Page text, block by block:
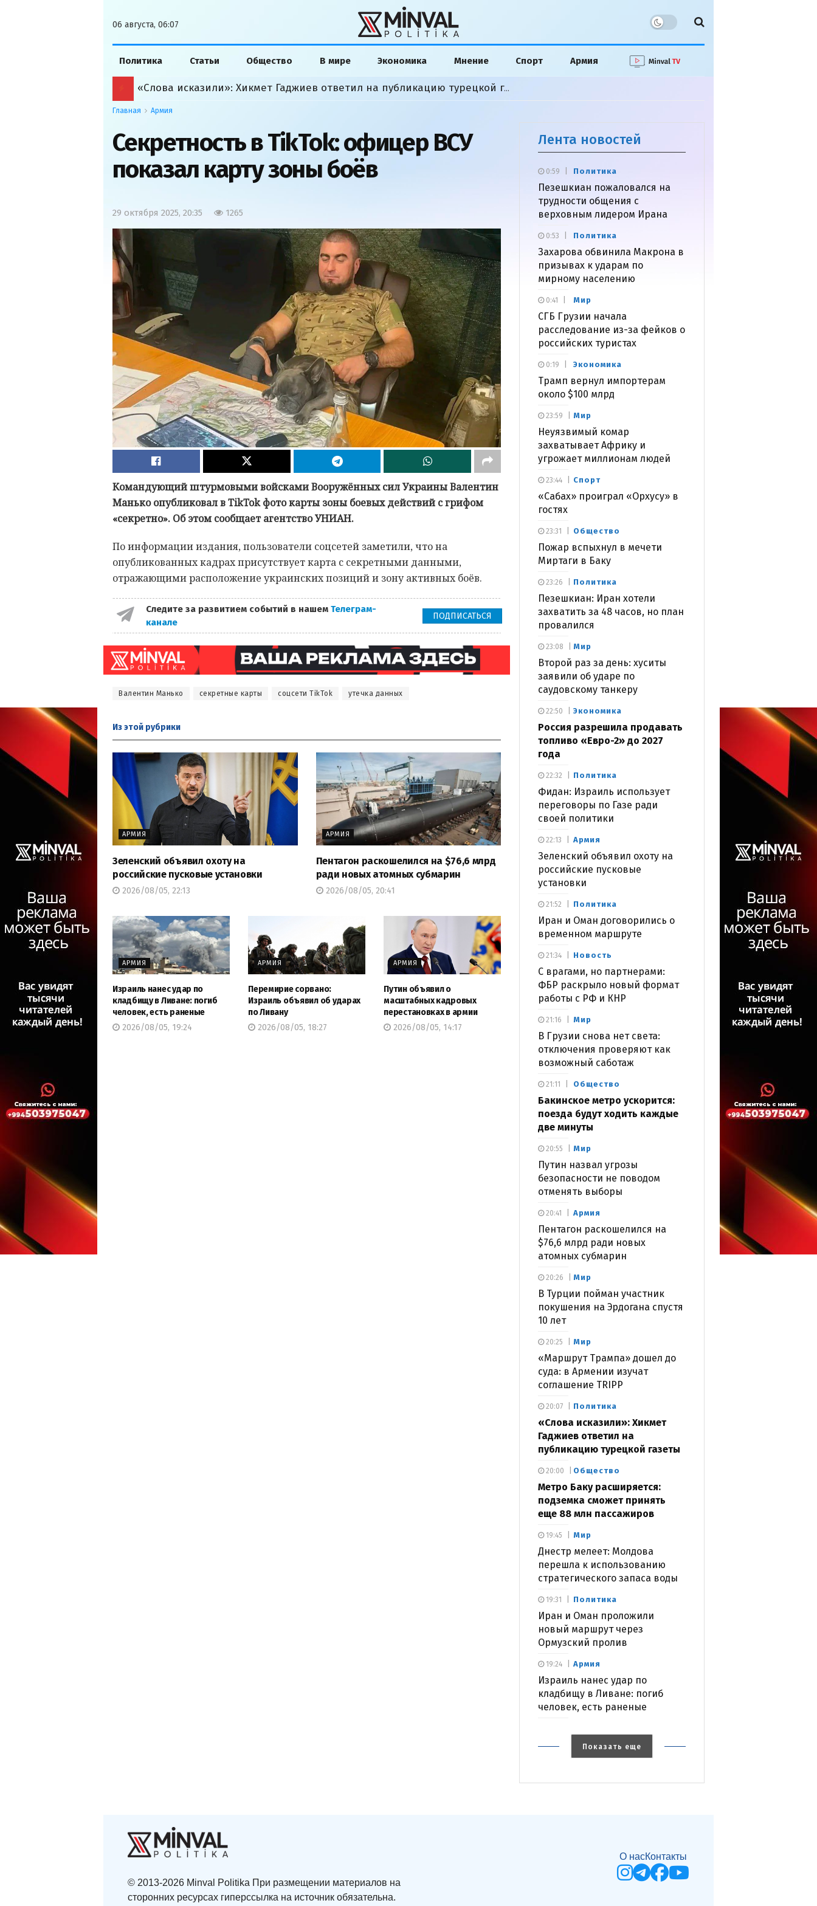
06 августа, 06:07
Политика Статьи Общество В мире Экономика Мнение Спорт Армия
«Слова исказили»: Хикмет Гаджиев ответил на публикацию турецкой газеты
Главная Армия
Секретность в TikTok: офицер ВСУ
показал карту зоны боёв
29 октября 2025, 20:35 1265
Командующий штурмовыми войсками Вооружённых сил Украины Валентин
Манько опубликовал в TikTok фото карты зоны боевых действий с грифом
«секретно». Об этом сообщает агентство УНИАН.
По информации издания, пользователи соцсетей заметили, что на
опубликованных кадрах присутствует карта с секретными данными,
отражающими расположение украинских позиций и зону активных боёв.
Следите за развитием событий в нашем Телеграм-
канале
ПОДПИСАТЬСЯ
Валентин Манько секретные карты соцсети TikTok утечка данных
Из этой рубрики
АРМИЯ
Зеленский объявил охоту на
российские пусковые установки
2026/08/05, 22:13
АРМИЯ
Пентагон раскошелился на $76,6 млрд
ради новых атомных субмарин
2026/08/05, 20:41
АРМИЯ
Израиль нанес удар по
кладбищу в Ливане: погиб
человек, есть раненые
2026/08/05, 19:24
АРМИЯ
Перемирие сорвано:
Израиль объявил об ударах
по Ливану
2026/08/05, 18:27
АРМИЯ
Путин объявил о
масштабных кадровых
перестановках в армии
2026/08/05, 14:17
Лента новостей
Политика
Пезешкиан пожаловался на
трудности общения с
верховным лидером Ирана
0:59
Политика
Захарова обвинила Макрона в
призывах к ударам по
мирному населению
0:53
Мир
СГБ Грузии начала
расследование из-за фейков о
российских туристах
0:41
Экономика
Трамп вернул импортерам
около $100 млрд
0:19
Мир
Неуязвимый комар
захватывает Африку и
угрожает миллионам людей
23:59
Спорт
«Сабах» проиграл «Орхусу» в
гостях
23:44
Общество
Пожар вспыхнул в мечети
Миртаги в Баку
23:31
Политика
Пезешкиан: Иран хотели
захватить за 48 часов, но план
провалился
23:26
Мир
Второй раз за день: хуситы
заявили об ударе по
саудовскому танкеру
23:08
Экономика
Россия разрешила продавать
топливо «Евро-2» до 2027
года
22:50
Политика
Фидан: Израиль использует
переговоры по Газе ради
своей политики
22:32
Армия
Зеленский объявил охоту на
российские пусковые
установки
22:13
Политика
Иран и Оман договорились о
временном маршруте
21:52
Новость
С врагами, но партнерами:
ФБР раскрыло новый формат
работы с РФ и КНР
21:34
Мир
В Грузии снова нет света:
отключения проверяют как
возможный саботаж
21:16
Общество
Бакинское метро ускорится:
поезда будут ходить каждые
две минуты
21:11
Мир
Путин назвал угрозы
безопасности не поводом
отменять выборы
20:55
Армия
Пентагон раскошелился на
$76,6 млрд ради новых
атомных субмарин
20:41
Мир
В Турции пойман участник
покушения на Эрдогана спустя
10 лет
20:26
Мир
«Маршрут Трампа» дошел до
суда: в Армении изучат
соглашение TRIPP
20:25
Политика
«Слова исказили»: Хикмет
Гаджиев ответил на
публикацию турецкой газеты
20:07
Общество
Метро Баку расширяется:
подземка сможет принять
еще 88 млн пассажиров
20:00
Мир
Днестр мелеет: Молдова
перешла к использованию
стратегического запаса воды
19:45
Политика
Иран и Оман проложили
новый маршрут через
Ормузский пролив
19:31
Армия
Израиль нанес удар по
кладбищу в Ливане: погиб
человек, есть раненые
19:24
Показать еще
© 2013-2026 Minval Politika При размещении материалов на
сторонних ресурсах гиперссылка на источник обязательна.
О насКонтакты